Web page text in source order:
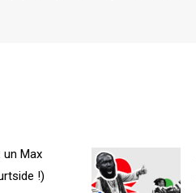
un Max
!)